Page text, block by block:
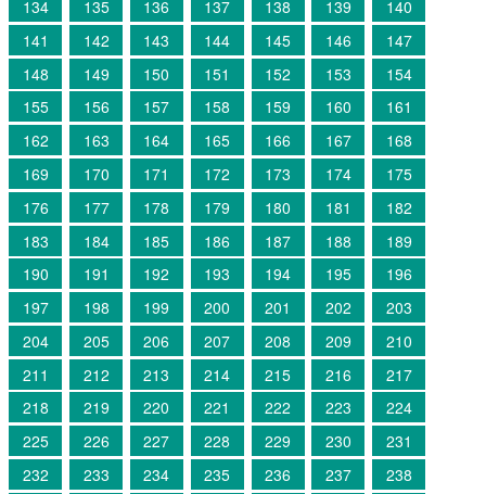
134
135 136 137 138 139
140
141
142 143 144 145 146
147
148
149 150 151 152 153
154
155
156 157 158 159 160
161
162
163 164 165 166 167
168
169
170 171 172 173 174
175
176
177 178 179 180 181
182
183
184 185 186 187 188
189
190
191 192 193 194 195
196
197
198 199 200 201 202
203
204
205 206 207 208 209
210
211
212 213 214 215 216
217
218
219 220 221 222 223
224
225
226 227 228 229 230
231
232
233 234 235 236 237
238